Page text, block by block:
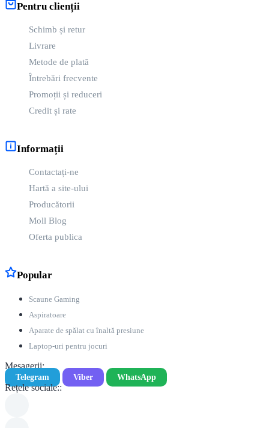
Pentru clienții
Schimb și retur
Livrare
Metode de plată
Întrebări frecvente
Promoții și reduceri
Credit și rate
Informații
Contactați-ne
Hartă a site-ului
Producătorii
Moll Blog
Oferta publica
Popular
Scaune Gaming
Aspiratoare
Aparate de spălat cu înaltă presiune
Laptop-uri pentru jocuri
Mesagerii:
Telegram Viber WhatsApp
Rețele sociale::